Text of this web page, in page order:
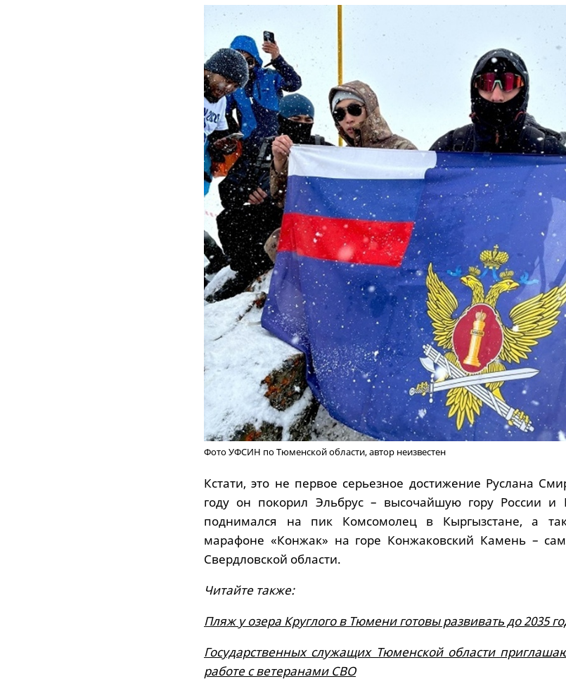
Фото УФСИН по Тюменской области, автор неизвестен
Кстати, это не первое серьезное достижение Руслана
году он покорил Эльбрус – высочайшую гору России и
поднимался на пик Комсомолец в Кыргызстане, а
марафоне «Конжак» на горе Конжаковский Камень –
Свердловской области.
Читайте также:
Пляж у озера Круглого в Тюмени готовы развивать до 2035
Государственных служащих Тюменской области
работе с ветеранами СВО